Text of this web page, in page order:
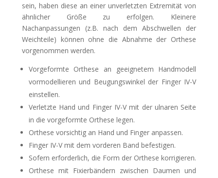
sein, haben diese an einer unverletzten Extremität von
ähnlicher Größe zu erfolgen. Kleinere
Nachanpassungen (z.B. nach dem Abschwellen der
Weichteile) können ohne die Abnahme der Orthese
vorgenommen werden.
Vorgeformte Orthese an geeignetem Handmodell
vormodellieren und Beugungswinkel der Finger IV-V
einstellen.
Verletzte Hand und Finger IV-V mit der ulnaren Seite
in die vorgeformte Orthese legen.
Orthese vorsichtig an Hand und Finger anpassen.
Finger IV-V mit dem vorderen Band befestigen.
Sofern erforderlich, die Form der Orthese korrigieren.
Orthese mit Fixierbändern zwischen Daumen und